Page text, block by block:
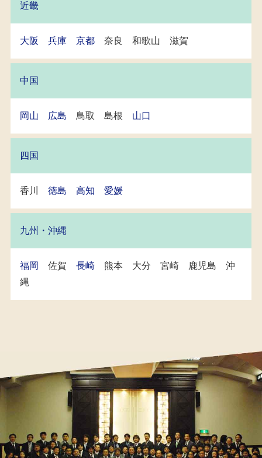
近畿
大阪 兵庫 京都 奈良 和歌山 滋賀
中国
岡山 広島 鳥取 島根 山口
四国
香川 徳島 高知 愛媛
九州・沖縄
福岡 佐賀 長崎 熊本 大分 宮崎 鹿児島 沖
縄